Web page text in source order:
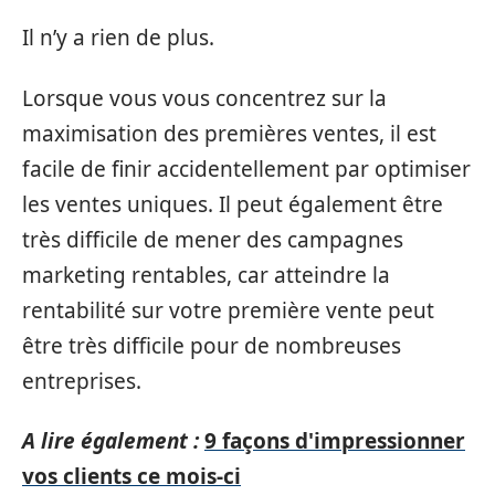
Il n’y a rien de plus.
Lorsque vous vous concentrez sur la
maximisation des premières ventes, il est
facile de finir accidentellement par optimiser
les ventes uniques. Il peut également être
très difficile de mener des campagnes
marketing rentables, car atteindre la
rentabilité sur votre première vente peut
être très difficile pour de nombreuses
entreprises.
A lire également :9 façons d'impressionner
vos clients ce mois-ci